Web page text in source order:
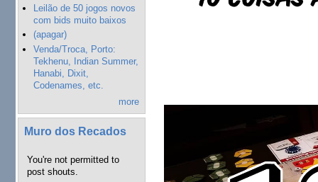
Leilão de 50 jogos novos
com bids muito baixos
(apagar)
Venda/Troca, Porto:
Tekhenu, Indian Summer,
Hanabi, Dixit,
Codenames, etc.
more
Muro dos Recados
You're not permitted to
post shouts.